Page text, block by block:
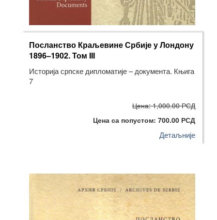
Посланство Краљевине Србије у Лондону
1896–1902. Том III
Историја српске дипломатије – документа. Књига
7
Цена: 1,000.00 РСД
Цена са попустом: 700.00 РСД
Детаљније